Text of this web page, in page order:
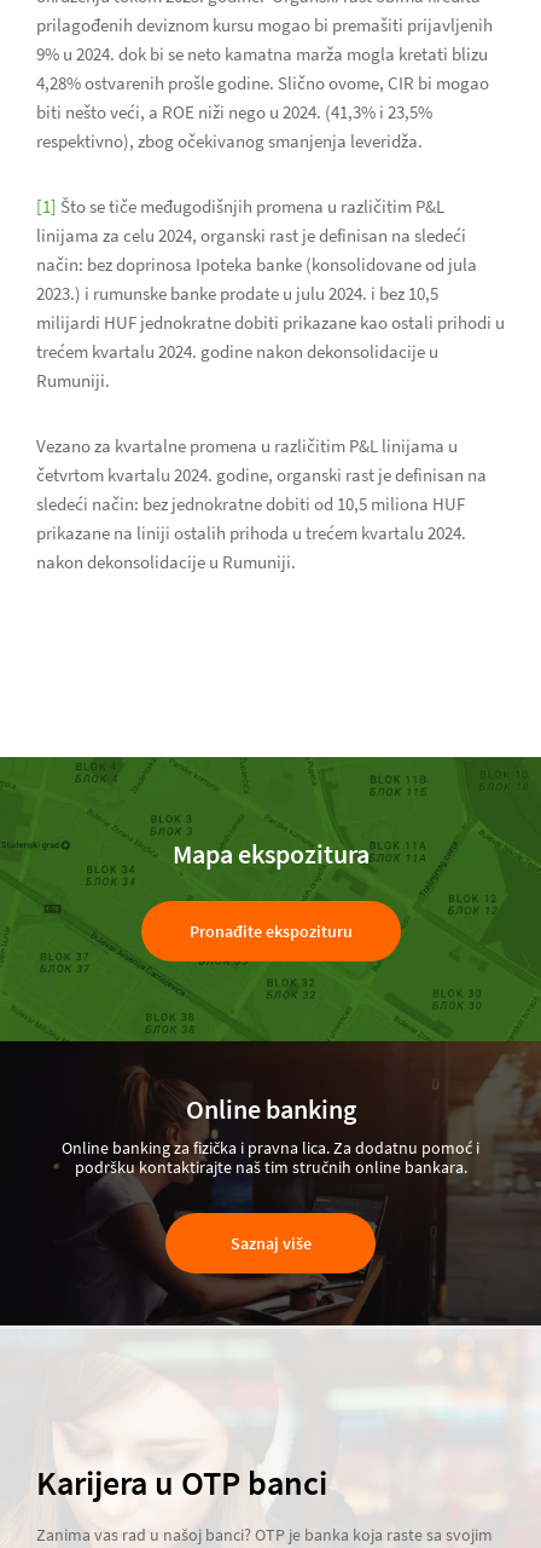
prilagođenih deviznom kursu mogao bi premašiti prijavljenih
9% u 2024. dok bi se neto kamatna marža mogla kretati blizu
4,28% ostvarenih prošle godine. Slično ovome, CIR bi mogao
biti nešto veći, a ROE niži nego u 2024. (41,3% i 23,5%
respektivno), zbog očekivanog smanjenja leveridža.
[1] Što se tiče međugodišnjih promena u različitim P&L
linijama za celu 2024, organski rast je definisan na sledeći
način: bez doprinosa Ipoteka banke (konsolidovane od jula
2023.) i rumunske banke prodate u julu 2024. i bez 10,5
milijardi HUF jednokratne dobiti prikazane kao ostali prihodi u
trećem kvartalu 2024. godine nakon dekonsolidacije u
Rumuniji.
Vezano za kvartalne promena u različitim P&L linijama u
četvrtom kvartalu 2024. godine, organski rast je definisan na
sledeći način: bez jednokratne dobiti od 10,5 miliona HUF
prikazane na liniji ostalih prihoda u trećem kvartalu 2024.
nakon dekonsolidacije u Rumuniji.
Mapa ekspozitura
Pronađite ekspozituru
Online banking
Online banking za fizička i pravna lica. Za dodatnu pomoć i
podršku kontaktirajte naš tim stručnih online bankara.
Saznaj više
Karijera u OTP banci
Zanima vas rad u našoj banci? OTP je banka koja raste sa svojim